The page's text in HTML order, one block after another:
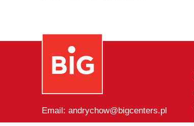
Email: andrychow@bigcenters.pl